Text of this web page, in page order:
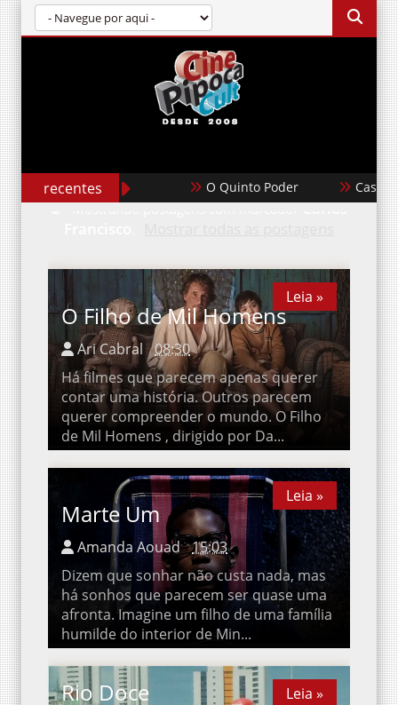
recentes O Quinto Poder
Mostrando postagens com marcadorCarlos
O Filho de Mil Homens
Ari Cabral
08:30
Há filmes que parecem apenas querer
contar uma história. Outros parecem
querer compreender o mundo. O Filho
de Mil Homens , dirigido por Da...
Leia »
Marte Um
Amanda Aouad
15:03
Dizem que sonhar não custa nada, mas
há sonhos que parecem ser quase uma
afronta. Imagine um filho de uma família
humilde do interior de Min...
Leia »
Leia »
Rio Doce Leia »
Leia »